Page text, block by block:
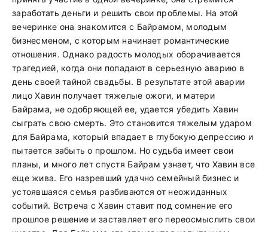
заработать деньги и решить свои проблемы. На этой
вечеринке она знакомится с Байрамом, молодым
бизнесменом, с которым начинает романтические
отношения. Однако радость молодых оборачивается
трагедией, когда они попадают в серьезную аварию в
день своей тайной свадьбы. В результате этой аварии
лицо Хавин получает тяжелые ожоги, и матери
Байрама, не одобряющей ее, удается убедить Хавин
сыграть свою смерть. Это становится тяжелым ударом
для Байрама, который впадает в глубокую депрессию и
пытается забыть о прошлом. Но судьба имеет свои
планы, и много лет спустя Байрам узнает, что Хавин все
еще жива. Его назревший удачно семейный бизнес и
устоявшаяся семья разбиваются от неожиданных
событий. Встреча с Хавин ставит под сомнение его
прошлое решение и заставляет его переосмыслить свои